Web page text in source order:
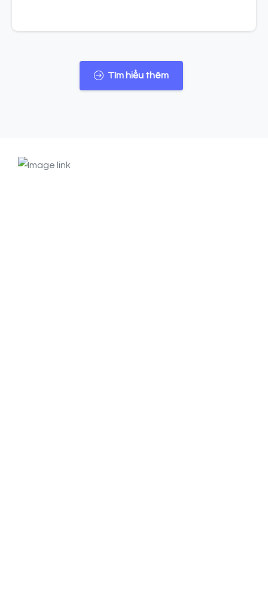
Tìm hiểu thêm